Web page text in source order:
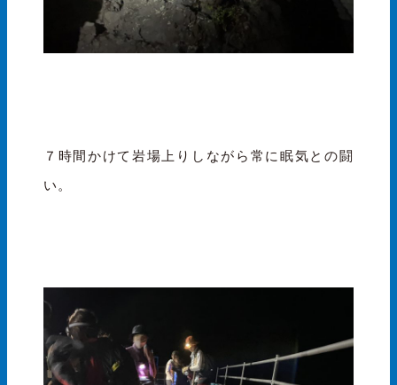
７時間かけて岩場上りしながら常に眠気との闘
い。